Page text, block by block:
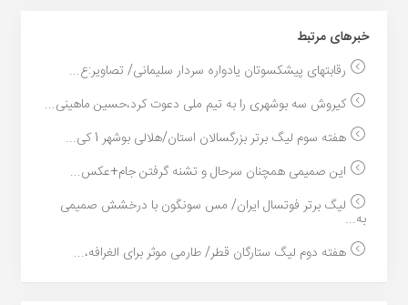
خبر‌های مرتبط
رقابتهای پیشکسوتان یادواره سردار سلیمانی/ تصاویر:ع...
کیروش سه بوشهری را به تیم ملی دعوت کرد،حسین ماهینی...
هفته سوم لیگ برتر بزرگسالان استان/هلالی بوشهر 1 کی...
این صمیمی همچنان سرحال و تشنه گرفتن جام+عکس...
لیگ برتر فوتسال ایران/ مس سونگون با درخشش صمیمی
به...
هفته دوم لیگ ستارگان قطر/ طارمی موثر برای الغرافه،...